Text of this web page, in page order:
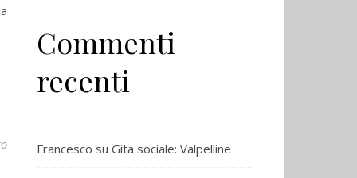
Commenti
recenti
Francesco su Gita sociale: Valpelline